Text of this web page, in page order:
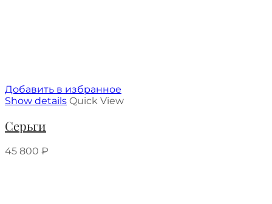
Добавить в избранное
Show details Quick View
Серьги
45 800 ₽